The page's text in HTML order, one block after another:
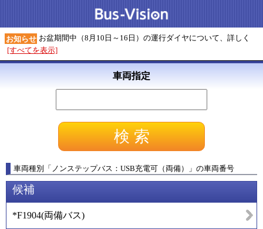
お知らせ お盆期間中（8月10日～16日）の運行ダイヤについて、詳しく
[すべてを表示]
車両指定
車両種別 「 ノンステップバス：USB充電可（両備） 」 の車両番号
候補
*F1904(両備バス)